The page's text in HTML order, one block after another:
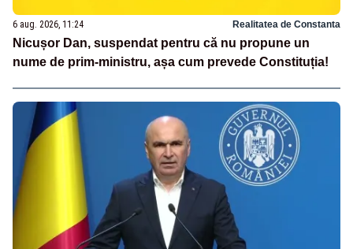
6 aug. 2026, 11:24 Realitatea de Constanta
Nicușor Dan, suspendat pentru că nu propune un
nume de prim-ministru, așa cum prevede Constituția!